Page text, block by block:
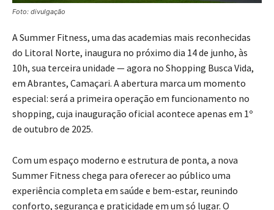
Foto: divulgação
A Summer Fitness, uma das academias mais reconhecidas
do Litoral Norte, inaugura no próximo dia 14 de junho, às
10h, sua terceira unidade — agora no Shopping Busca Vida,
em Abrantes, Camaçari. A abertura marca um momento
especial: será a primeira operação em funcionamento no
shopping, cuja inauguração oficial acontece apenas em 1º
de outubro de 2025.
Com um espaço moderno e estrutura de ponta, a nova
Summer Fitness chega para oferecer ao público uma
experiência completa em saúde e bem-estar, reunindo
conforto, segurança e praticidade em um só lugar. O